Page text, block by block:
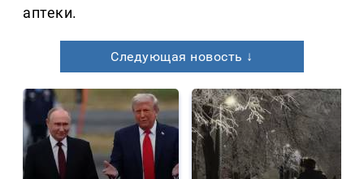
аптеки.
Следующая новость ↓